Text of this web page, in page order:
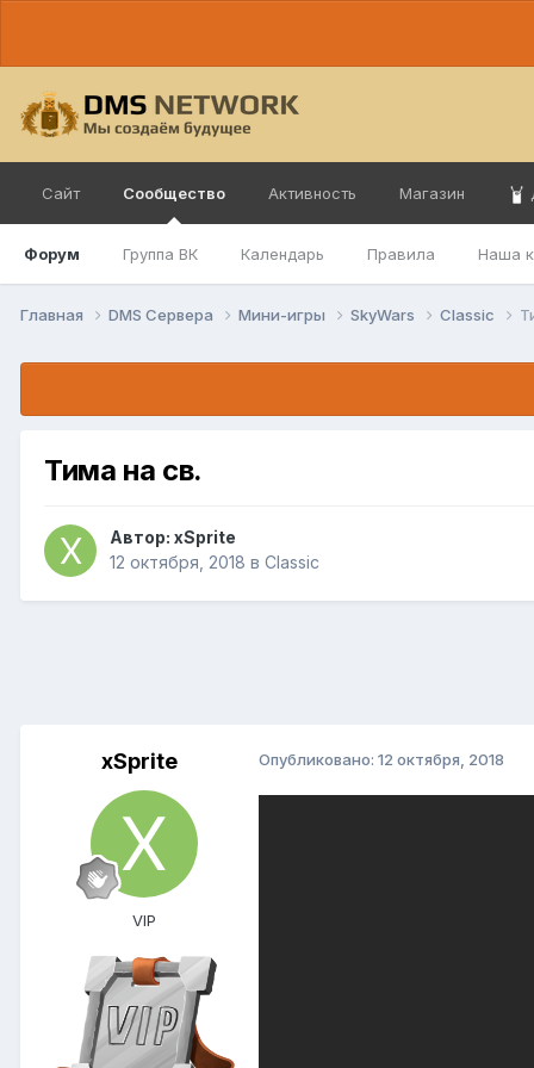
Сайт Сообщество
Форум Группа ВК Календарь Правила Наша
Активность Магазин
Главная DMS Сервера Мини-игры SkyWars Classic
Тима на св.
Автор: xSprite
12 октября, 2018 в Classic
xSprite
VIP
Опубликовано: 12 октября, 2018